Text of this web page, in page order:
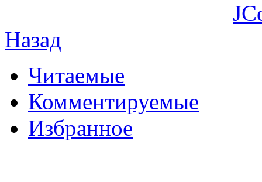
Назад
Читаемые
Комментируемые
Избранное